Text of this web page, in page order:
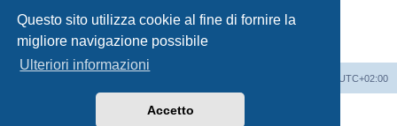
Questo sito utilizza cookie al fine di fornire la
migliore navigazione possibile
Ulteriori informazioni
Accetto
Non puoi
rispondere negli argomenti
Non puoimodificare i tuoi messaggi
Non puoicancellare i tuoi messaggi
Non puoi
inviare allegati
UTC+02:00
phpBB® Forum Software © phpBB Limited